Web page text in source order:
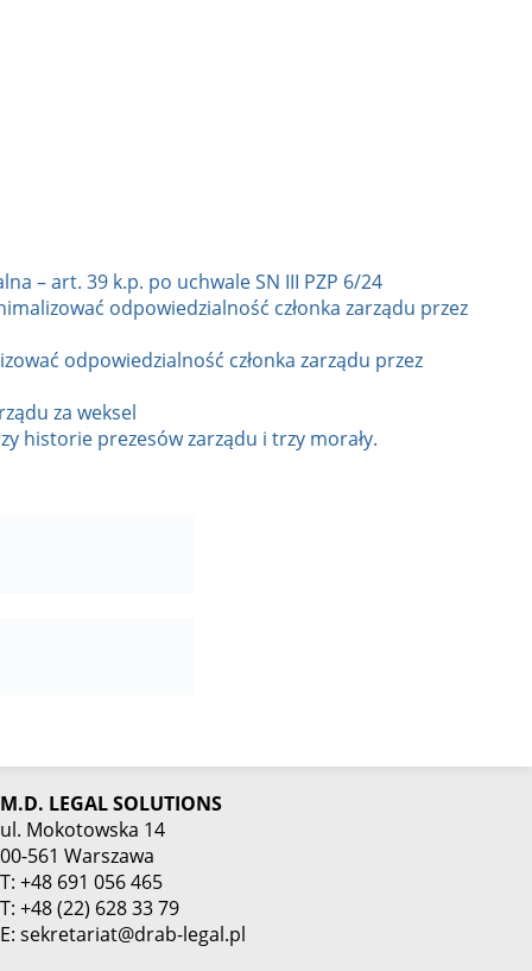
– art. 39 k.p. po uchwale SN III PZP 6/24
odpowiedzialność członka zarządu przez
odpowiedzialność członka zarządu przez
za weksel
historie prezesów zarządu i trzy morały.
M.D. LEGAL SOLUTIONS
ul. Mokotowska 14
00-561 Warszawa
T: +48 691 056 465
T: +48 (22) 628 33 79
E: sekretariat@drab-legal.pl